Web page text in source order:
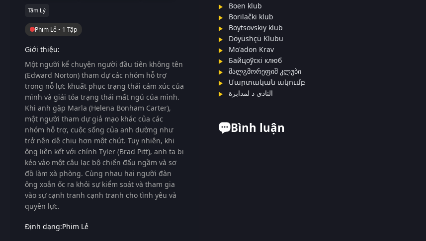
Tâm Lý
Phim Lẻ • 1 Tập
Giới thiệu:
Một người kể chuyện người đầu tiên không tên
(Edward Norton) tham dự các nhóm hỗ trợ
trong nỗ lực khuất phục trạng thái cảm xúc của
mình và giải tỏa trạng thái mất ngủ của mình.
Khi anh gặp Marla (Helena Bonham Carter),
một người tham dự giả mạo khác của các
nhóm hỗ trợ, cuộc sống của anh dường như
trở nên dễ chịu hơn một chút. Tuy nhiên, khi
ông liên kết với chính Tyler (Brad Pitt), anh ta bị
kéo vào một câu lạc bộ chiến đấu ngầm và sơ
đồ làm xà phòng. Cùng nhau hai người đàn
ông xoắn ốc ra khỏi sự kiểm soát và tham gia
vào sự cạnh tranh cạnh tranh cho tình yêu và
quyền lực.
Định dạng:Phim Lẻ
Boen klub
Borilački klub
Boytsovskiy klub
Döyüshçü Klubu
Mo'adon Krav
Байцоўскі клюб
მალჷმორეფიშ კლუბი
Մարտական ակումբ
النادي د لمدابزة
Bình luận